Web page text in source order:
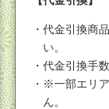
代金引換商
い。
代金引換手数
※一部エリ
ん。